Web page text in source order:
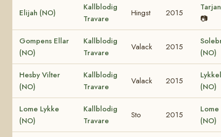
Elijah (NO)
Kallblodig
Travare
Hingst 2015
📷
Gompens Ellar
(NO)
Kallblodig
Travare
Valack 2015
(NO)
Hesby Vilter
(NO)
Kallblodig
Travare
Valack 2015
(NO)
Lome Lykke
(NO)
Kallblodig
Travare
Sto 2015
(NO)